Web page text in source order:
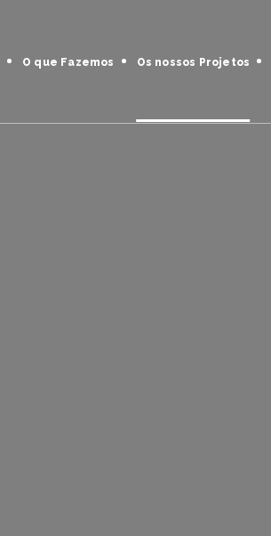
O que Fazemos Os nossos Projetos